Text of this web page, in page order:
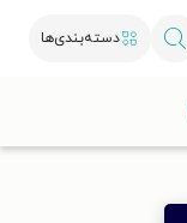
دسته‌بندی‌ها